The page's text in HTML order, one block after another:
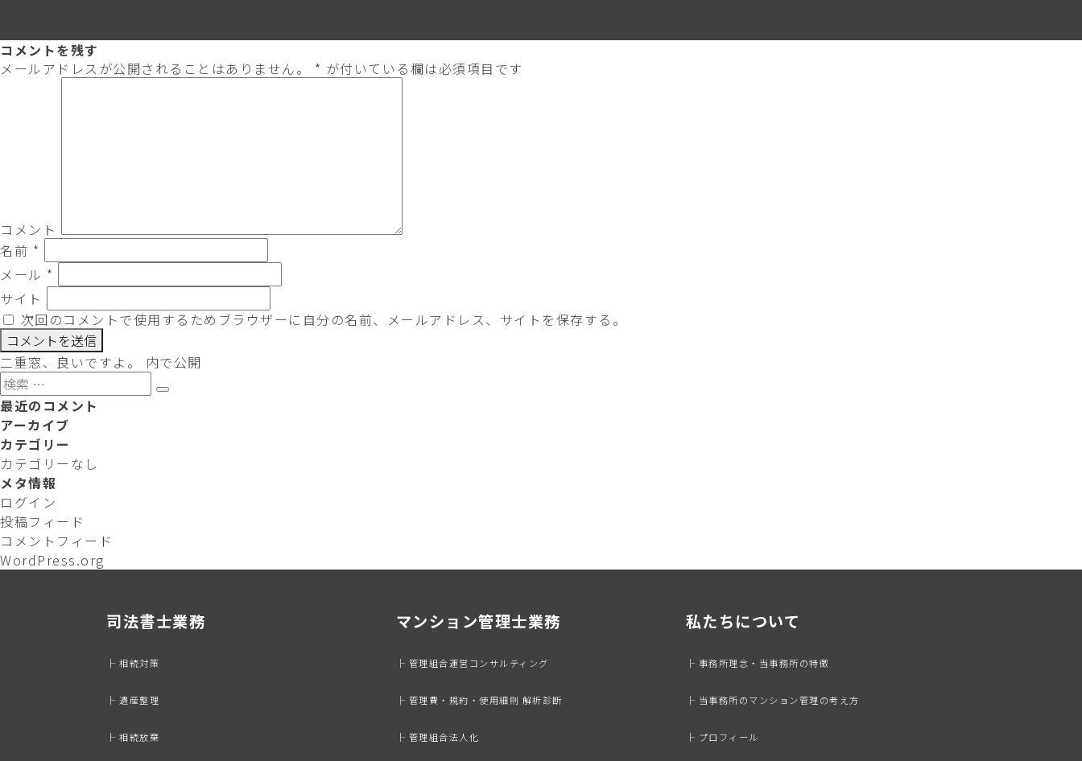
稿
日:
ル
サ
イ
コメントを残す
メールアドレスが公開されることはありません。
* が付いている欄は必須項目です
コメント
名前 *
メール *
サイト
次回のコメントで使用するためブラウザーに自分の名前、メールアドレス、サイトを保存する。
投
稿
ナ
ビ
ゲ
ー
シ
ョ
ン
二重窓、良いですよ。
内で公開
検
索
対
象:
検
最近のコメント
アーカイブ
カテゴリー
カテゴリーなし
メタ情報
ログイン
投稿フィード
コメントフィード
WordPress.org
司法書士業務
├ 相続対策
├ 遺産整理
├ 相続放棄
マンション管理士業務
├ 管理組合運営コンサルティング
├ 管理費・規約・使用細則 解析診断
├ 管理組合法人化
私たちについて
├ 事務所理念・当事務所の特徴
├ 当事務所のマンション管理の考え方
├ プロフィール